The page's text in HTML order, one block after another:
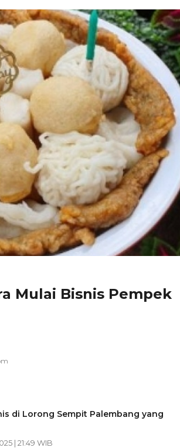
Mulai Bisnis Pempek
di Lorong Sempit Palembang yang
| 21:49 WIB